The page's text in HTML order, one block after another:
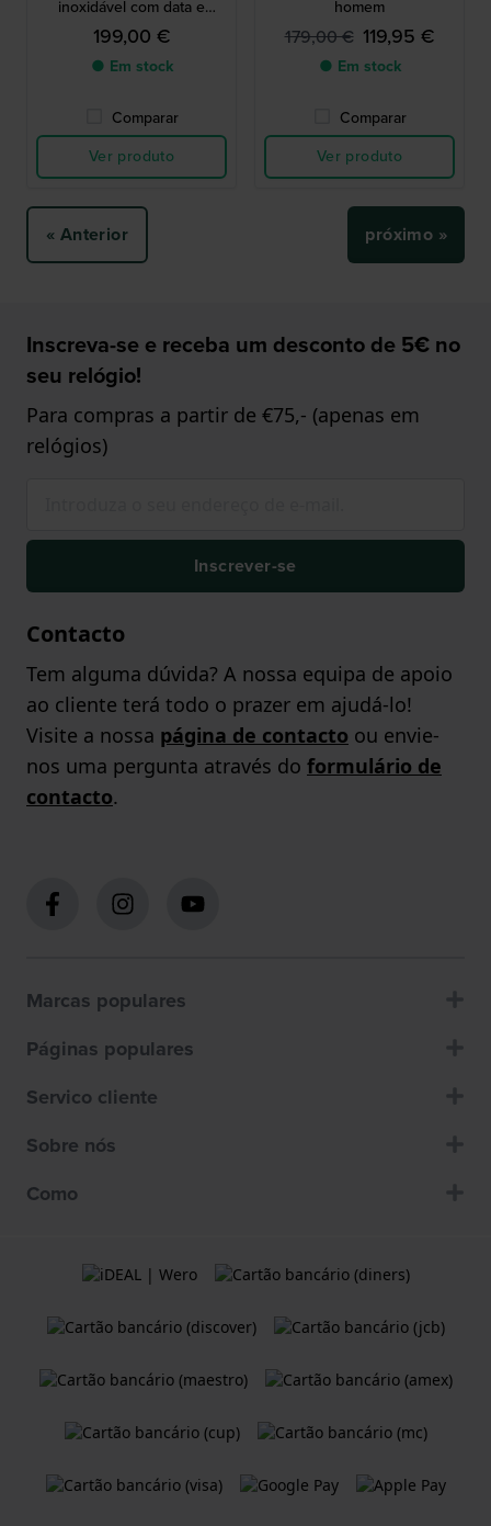
inoxidável com data e
mostrador de 24 horas
199,00 €
● Em stock
Comparar
Ver produto
homem
179,00 € 119,95 €
● Em stock
Comparar
Ver produto
« Anterior próximo »
Inscreva-se e receba um desconto de 5€ no
seu relógio!
Para compras a partir de €75,- (apenas em
relógios)
Inscrever-se
Contacto
Tem alguma dúvida? A nossa equipa de apoio
ao cliente terá todo o prazer em ajudá-lo!
Visite a nossa página de contacto ou envie-
nos uma pergunta através do formulário de
contacto.
Marcas populares
Páginas populares
Servico cliente
Sobre nós
Como